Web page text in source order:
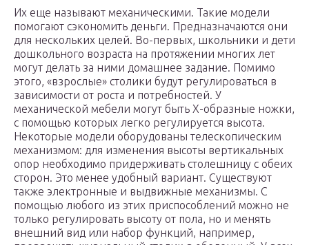
Их еще называют механическими. Такие модели
помогают сэкономить деньги. Предназначаются они
для нескольких целей. Во-первых, школьники и дети
дошкольного возраста на протяжении многих лет
могут делать за ними домашнее задание. Помимо
этого, «взрослые» столики будут регулироваться в
зависимости от роста и потребностей. У
механической мебели могут быть X-образные ножки,
с помощью которых легко регулируется высота.
Некоторые модели оборудованы телескопическим
механизмом: для изменения высоты вертикальных
опор необходимо придерживать столешницу с обеих
сторон. Это менее удобный вариант. Существуют
также электронные и выдвижные механизмы. С
помощью любого из этих приспособлений можно не
только регулировать высоту от пола, но и менять
внешний вид или набор функций, например,